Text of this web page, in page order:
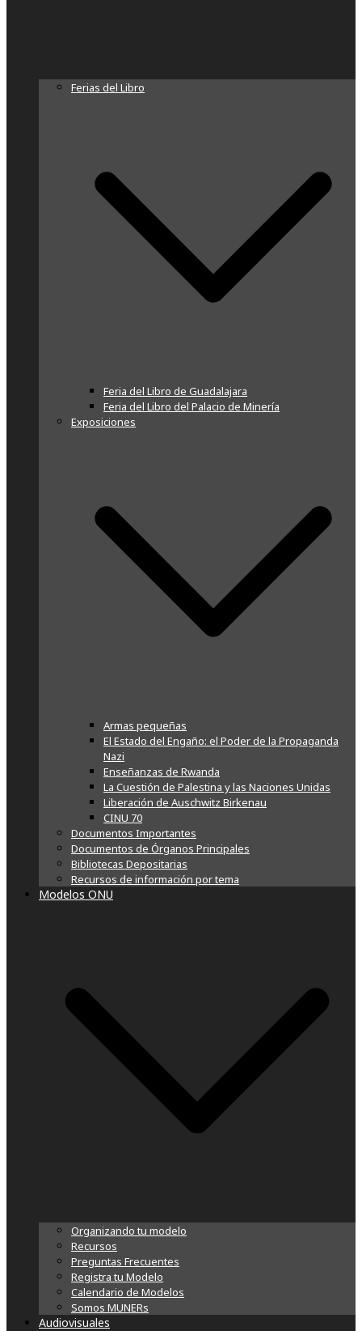
Ferias del Libro
Feria del Libro de Guadalajara
Feria del Libro del Palacio de Minería
Exposiciones
Armas pequeñas
El Estado del Engaño: el Poder de la Propaganda
Nazi
Enseñanzas de Rwanda
La Cuestión de Palestina y las Naciones Unidas
Liberación de Auschwitz Birkenau
CINU 70
Documentos Importantes
Documentos de Órganos Principales
Bibliotecas Depositarias
Recursos de información por tema
Modelos ONU
Organizando tu modelo
Recursos
Preguntas Frecuentes
Registra tu Modelo
Calendario de Modelos
Somos MUNERs
Audiovisuales